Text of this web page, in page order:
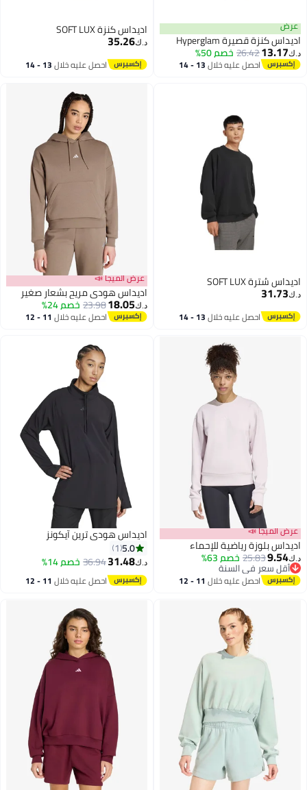
عرض
اديداس كنزة قصيرة Hyperglam
د.ك‏13.17
26.42خصم 50%
احصل عليه خلال 13 - 14
اغسطس
اديداس كنزة SOFT LUX
د.ك‏35.26
احصل عليه خلال 13 - 14
اغسطس
اديداس سُترة SOFT LUX
د.ك‏31.73
احصل عليه خلال 13 - 14
عرض الميجا 📣
اديداس هودي مريح بشعار صغير
د.ك‏18.05
23.98خصم 24%
احصل عليه خلال 11 - 12
3
عرض الميجا 📣
اديداس بلوزة رياضية للإحماء
د.ك‏9.54
25.83خصم 63%
أقل سعر في السنة
أقل سعر في السنة
احصل عليه خلال 11 - 12
اديداس هودي ترين آيكونز
5.0
1
د.ك‏31.48
36.94خصم 14%
احصل عليه خلال 11 - 12